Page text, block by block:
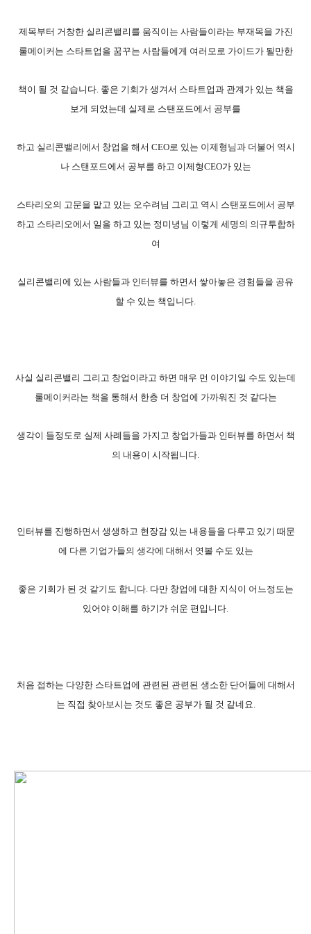
제목부터 거창한 실리콘밸리를 움직이는 사람들이라는 부재목을 가진
룰메이커는 스타트업을 꿈꾸는 사람들에게 여러모로 가이드가 될만한
책이 될 것 같습니다. 좋은 기회가 생겨서 스타트업과 관계가 있는 책을
보게 되었는데 실제로 스탠포드에서 공부를
하고 실리콘밸리에서 창업을 해서 CEO로 있는 이제형님과 더불어 역시
나 스탠포드에서 공부를 하고 이제형CEO가 있는
스타리오의 고문을 맡고 있는 오수려님 그리고 역시 스탠포드에서 공부
하고 스타리오에서 일을 하고 있는 정미녕님 이렇게 세명의 의규투합하
여
실리콘밸리에 있는 사람들과 인터뷰를 하면서 쌓아놓은 경험들을 공유
할 수 있는 책입니다.
사실 실리콘밸리 그리고 창업이라고 하면 매우 먼 이야기일 수도 있는데
룰메이커라는 책을 통해서 한층 더 창업에 가까워진 것 같다는
생각이 들정도로 실제 사례들을 가지고 창업가들과 인터뷰를 하면서 책
의 내용이 시작됩니다.
인터뷰를 진행하면서 생생하고 현장감 있는 내용들을 다루고 있기 때문
에 다른 기업가들의 생각에 대해서 엿볼 수도 있는
좋은 기회가 된 것 같기도 합니다. 다만 창업에 대한 지식이 어느정도는
있어야 이해를 하기가 쉬운 편입니다.
처음 접하는 다양한 스타트업에 관련된 관련된 생소한 단어들에 대해서
는 직접 찾아보시는 것도 좋은 공부가 될 것 같네요.